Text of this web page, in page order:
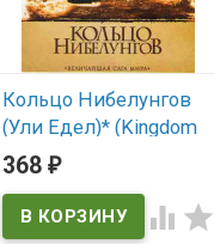
Кольцо Нибелунгов
(Ули Едел)* (Kingdom
in Twilight)
В наличии
Kingdom in Twilight
368 ₽
 